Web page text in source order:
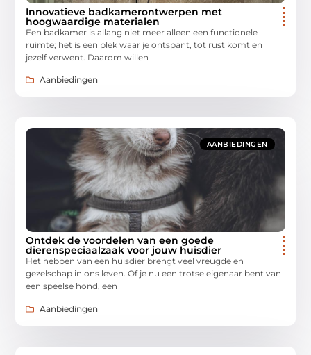
Innovatieve badkamerontwerpen met
hoogwaardige materialen
Een badkamer is allang niet meer alleen een functionele
ruimte; het is een plek waar je ontspant, tot rust komt en
jezelf verwent. Daarom willen
Aanbiedingen
AANBIEDINGEN
Ontdek de voordelen van een goede
dierenspeciaalzaak voor jouw huisdier
Het hebben van een huisdier brengt veel vreugde en
gezelschap in ons leven. Of je nu een trotse eigenaar bent van
een speelse hond, een
Aanbiedingen